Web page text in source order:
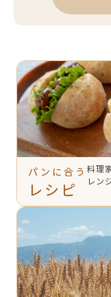
パンに合う
レシピ
料理
レン